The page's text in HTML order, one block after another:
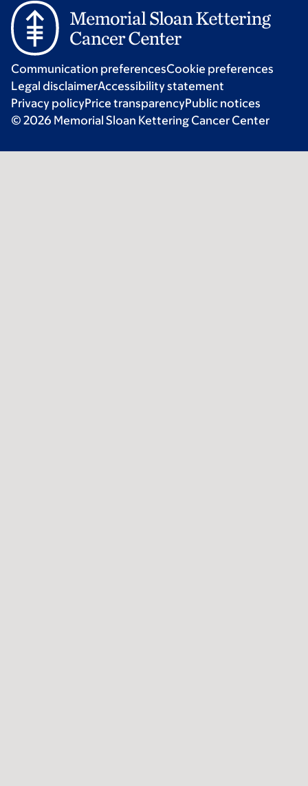
Communication preferencesCookie preferences
Legal disclaimerAccessibility statement
Privacy policyPrice transparencyPublic notices
© 2026 Memorial Sloan Kettering Cancer Center